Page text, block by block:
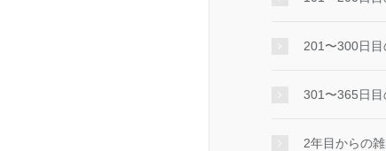
201〜300日
301〜365日目
2年目からの